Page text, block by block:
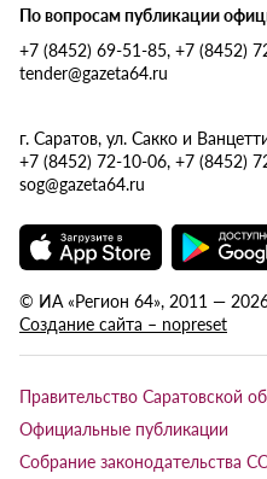
По вопросам публикации
+7 (8452) 69-51-85, +7 (8452)
tender@gazeta64.ru
г. Саратов, ул. Сакко и
+7 (8452) 72-10-06, +7 (8452)
sog@gazeta64.ru
© ИА «Регион 64», 2011 —
Создание сайта – nopreset
Правительство Саратовской
Официальные публикации
Собрание законодательства